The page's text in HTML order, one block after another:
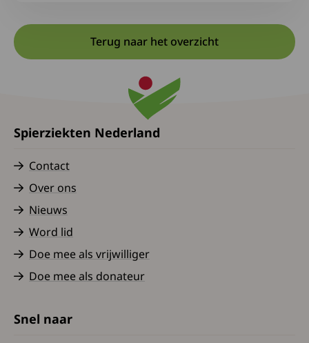
Terug naar het overzicht
Spierziekten Nederland
Contact
Over ons
Nieuws
Word lid
Doe mee als vrijwilliger
Doe mee als donateur
Snel naar